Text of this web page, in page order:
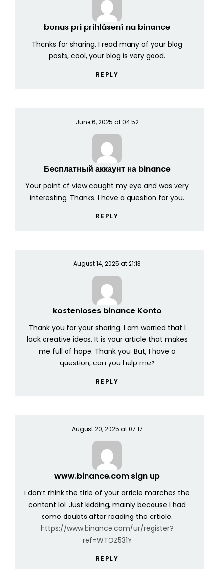
bonus pri prihlásení na binance
Thanks for sharing. I read many of your blog
posts, cool, your blog is very good.
REPLY
June 6, 2025 at 04:52
Бесплатный аккаунт на binance
Your point of view caught my eye and was very
interesting. Thanks. I have a question for you.
REPLY
August 14, 2025 at 21:13
kostenloses binance Konto
Thank you for your sharing. I am worried that I
lack creative ideas. It is your article that makes
me full of hope. Thank you. But, I have a
question, can you help me?
REPLY
August 20, 2025 at 07:17
www.binance.com sign up
I don’t think the title of your article matches the
content lol. Just kidding, mainly because I had
some doubts after reading the article.
https://www.binance.com/ur/register?
ref=WTOZ531Y
REPLY